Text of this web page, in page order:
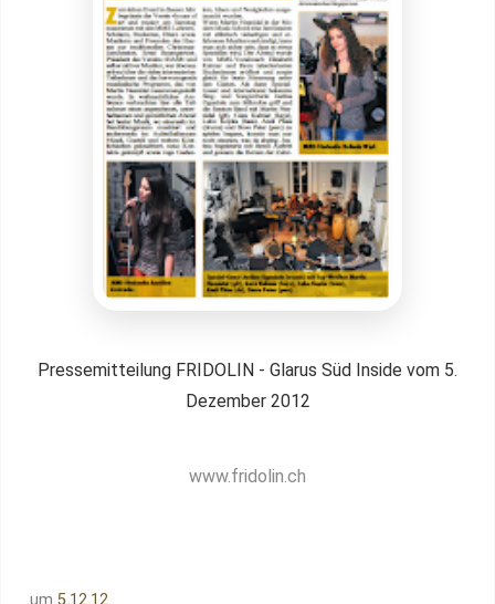
Pressemitteilung FRIDOLIN - Glarus Süd Inside vom 5.
Dezember 2012
www.fridolin.ch